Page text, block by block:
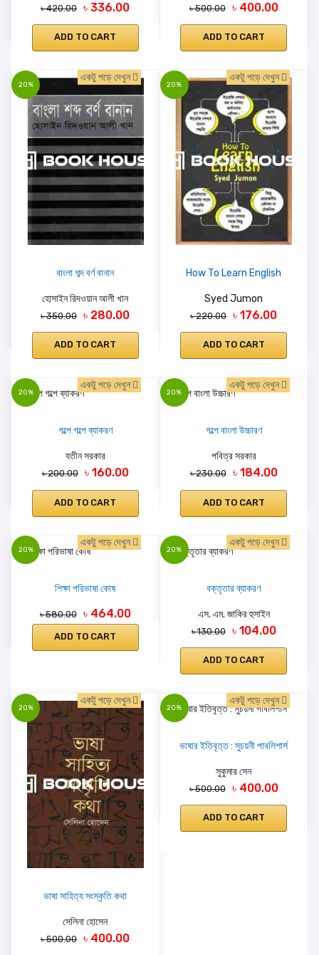
৳ 420.00 ৳ 336.00
ADD TO CART
৳ 500.00 ৳ 400.00
ADD TO CART
20%
একটু পড়ে দেখুন
বাংলা শব্দ বর্ণ বানান
হোসাইন রিদওয়ান আলী খান
৳ 350.00 ৳ 280.00
ADD TO CART
20%
একটু পড়ে দেখুন
How To Learn English
Syed Jumon
৳ 220.00 ৳ 176.00
ADD TO CART
20%
একটু পড়ে দেখুন
গল্পে গল্পে ব্যাকরণ
যতীন সরকার
৳ 200.00 ৳ 160.00
ADD TO CART
20%
একটু পড়ে দেখুন
গল্পে বাংলা উচ্চারণ
পবিত্র সরকার
৳ 230.00 ৳ 184.00
ADD TO CART
20%
একটু পড়ে দেখুন
শিক্ষা পরিভাষা কোষ
৳ 580.00 ৳ 464.00
ADD TO CART
20%
একটু পড়ে দেখুন
বক্তৃতার ব্যাকরণ
এস. এম. জাকির হুসাইন
৳ 130.00 ৳ 104.00
ADD TO CART
20%
একটু পড়ে দেখুন
ভাষা সাহিত্য সংস্কৃতি কথা
সেলিনা হোসেন
৳ 500.00 ৳ 400.00
20%
একটু পড়ে দেখুন
ভাষার ইতিবৃত্ত : সুচয়নী পাবলিশার্স
সুকুমার সেন
৳ 500.00 ৳ 400.00
ADD TO CART